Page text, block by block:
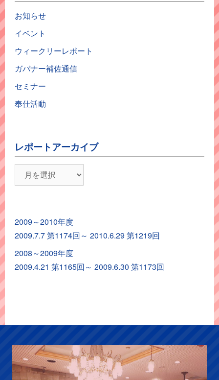
お知らせ
イベント
ウィークリーレポート
ガバナー補佐通信
セミナー
奉仕活動
レポートアーカイブ
ポ
ア
ー
カ
イ
2009～2010年度
2009.7.7 第1174回～ 2010.6.29 第1219回
2008～2009年度
2009.4.21 第1165回～ 2009.6.30 第1173回